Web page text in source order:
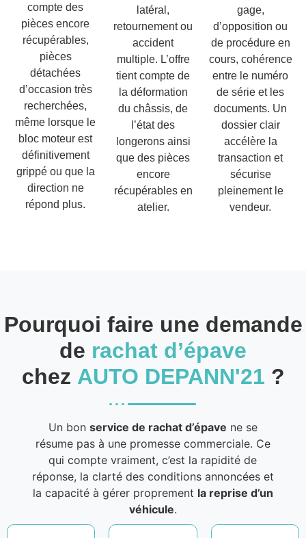
compte des
pièces encore
récupérables,
pièces
détachées
d’occasion très
recherchées,
même lorsque le
bloc moteur est
définitivement
grippé ou que la
direction ne
répond plus.
latéral,
retournement ou
accident
multiple. L’offre
tient compte de
la déformation
du châssis, de
l’état des
longerons ainsi
que des pièces
encore
récupérables en
atelier.
gage,
d’opposition ou
de procédure en
cours, cohérence
entre le numéro
de série et les
documents. Un
dossier clair
accélère la
transaction et
sécurise
pleinement le
vendeur.
Pourquoi faire une demande
de rachat d’épave
chez AUTO DEPANN'21 ?
Un bon service de rachat d’épave ne se
résume pas à une promesse commerciale. Ce
qui compte vraiment, c’est la rapidité de
réponse, la clarté des conditions annoncées et
la capacité à gérer proprement la reprise d’un
véhicule.